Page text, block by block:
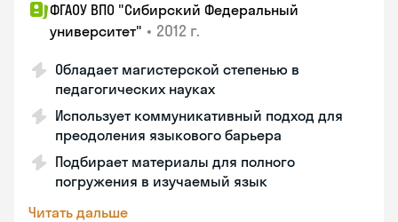
ФГАОУ ВПО "Сибирский Федеральный
университет" • 2012 г.
Обладает магистерской степенью в
педагогических науках
Использует коммуникативный подход для
преодоления языкового барьера
Подбирает материалы для полного
погружения в изучаемый язык
Читать дальше